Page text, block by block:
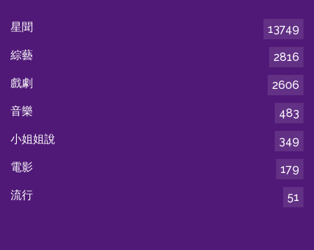
星聞
13749
綜藝
2816
戲劇
2606
音樂
483
小姐姐說
349
電影
179
流行
51